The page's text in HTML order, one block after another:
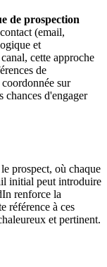
de prospection
(email,
et
cette approche
de
sur
chances d'engager
prospect, où chaque
initial peut introduire
renforce la
référence à ces
et pertinent.